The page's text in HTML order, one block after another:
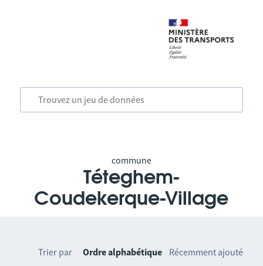
commune
Téteghem-
Coudekerque-Village
Trier par Ordre alphabétique Récemment ajouté